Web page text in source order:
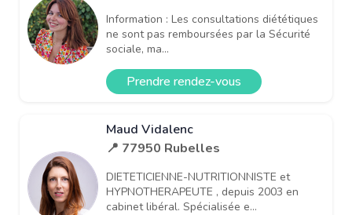
Information : Les consultations diététiques
ne sont pas remboursées par la Sécurité
sociale, ma...
Prendre rendez-vous
Maud Vidalenc
📍 77950 Rubelles
DIETETICIENNE-NUTRITIONNISTE et
HYPNOTHERAPEUTE , depuis 2003 en
cabinet libéral. Spécialisée e...